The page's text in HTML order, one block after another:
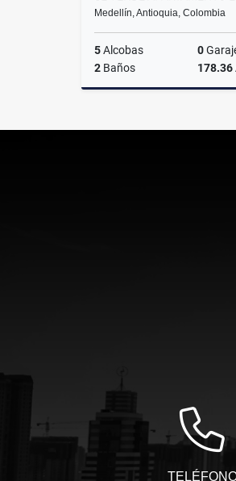
Medellín, Antioquia, Colombia
5Alcobas 0
2 Baños 178.36